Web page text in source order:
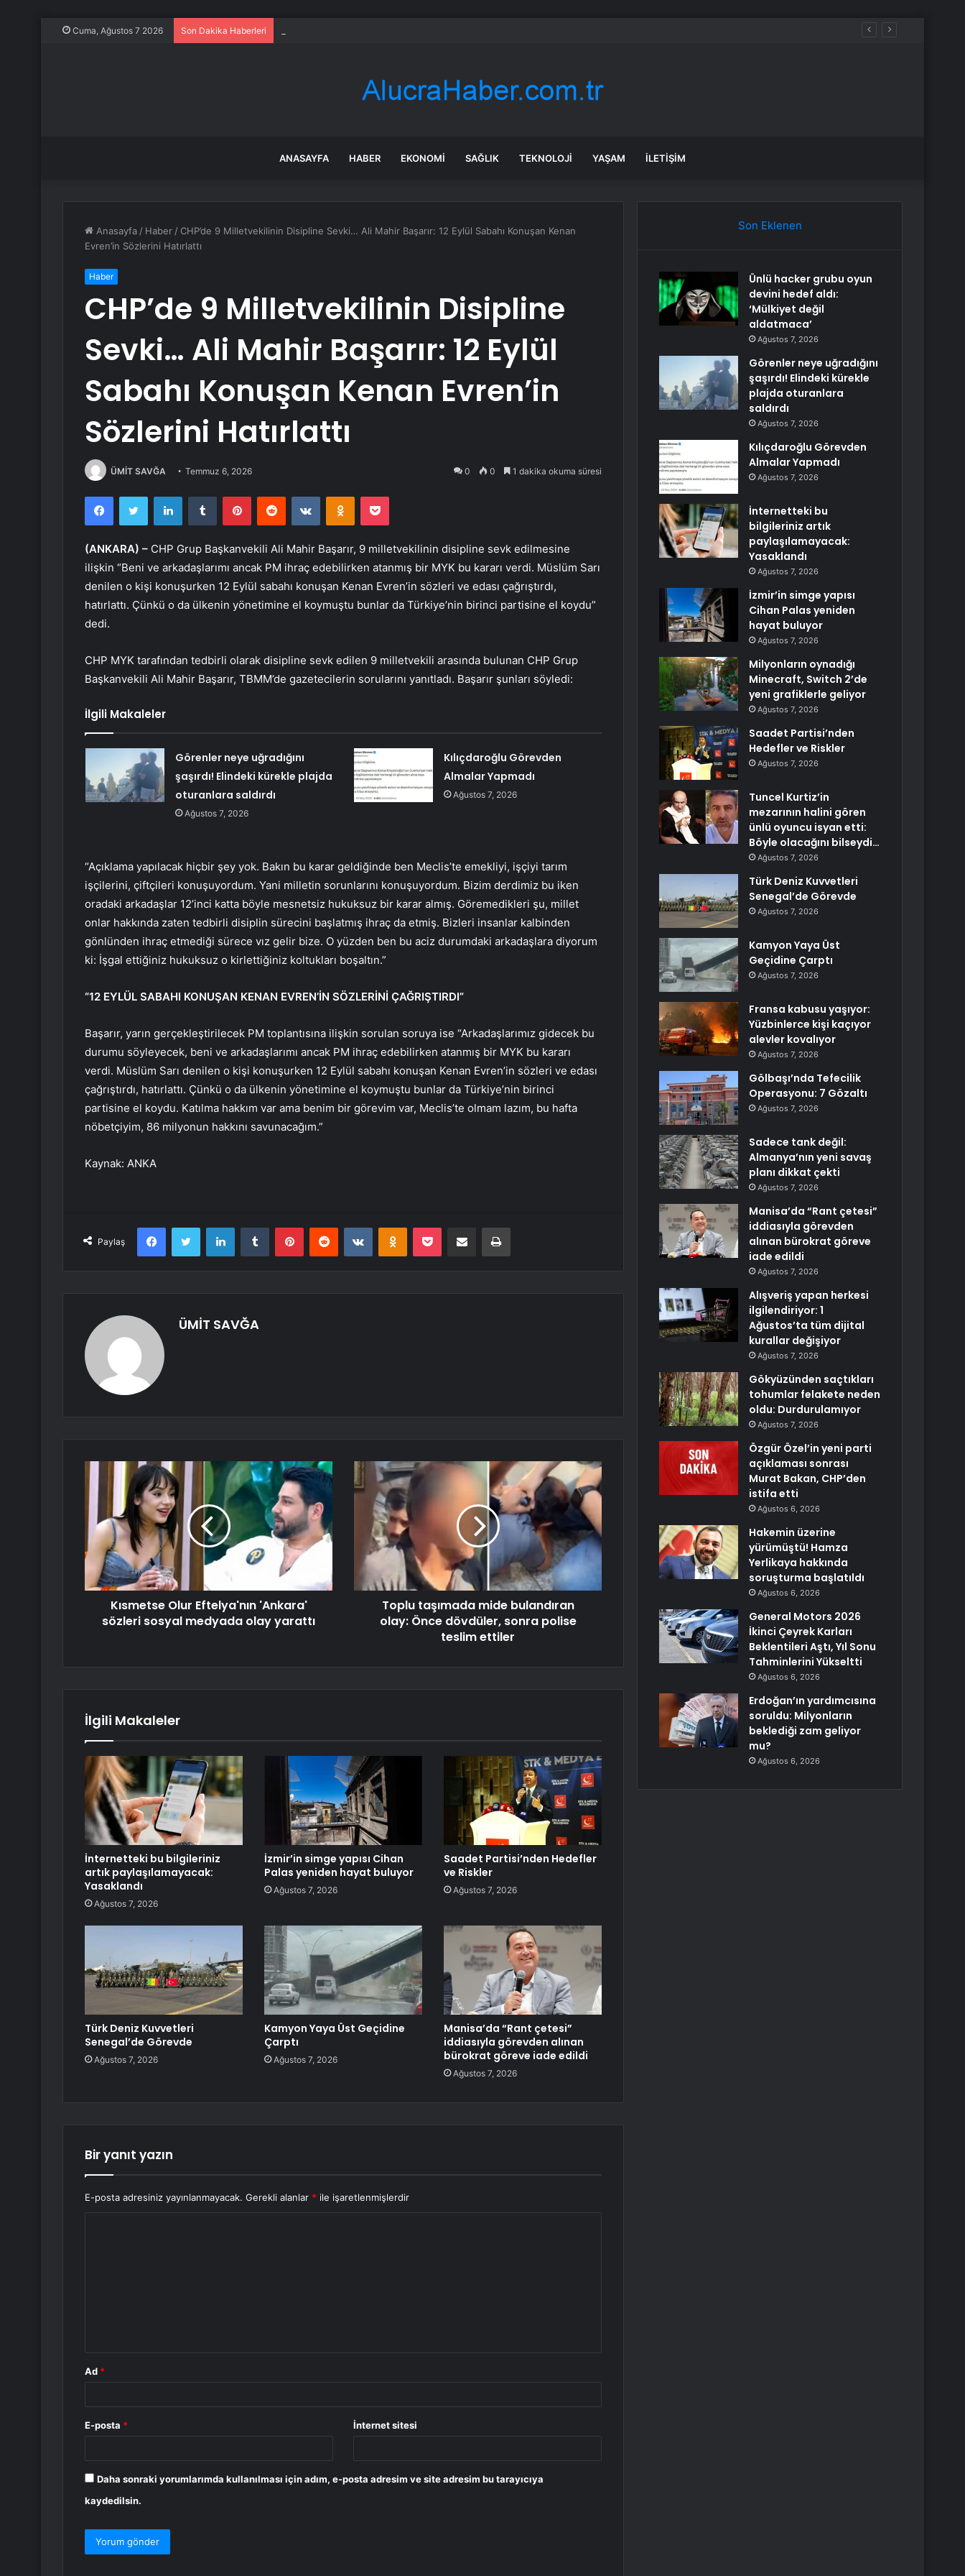
Cuma, Ağustos 7 2026 Son Dakika Haberleri
ANASAYFA HABER EKONOMI SAĞLIK TEKNOLOJI YAŞAM İLETIŞIM
Anasayfa / Haber / CHP’de 9 Milletvekilinin Disipline Sevki… Ali Mahir Başarır: 12 Eylül Sabahı Konuşan Kenan
Evren’in Sözlerini Hatırlattı
Haber
CHP’de 9 Milletvekilinin Disipline
Sevki… Ali Mahir Başarır: 12 Eylül
Sabahı Konuşan Kenan Evren’in
Sözlerini Hatırlattı
ÜMİT SAVĞA Temmuz 6, 2026 0 0 1 dakika okuma süresi
FacebookTwitter LinkedInTumblr PinterestReddit VKontakteOdnoklassniki
Pocket
(ANKARA) – CHP Grup Başkanvekili Ali Mahir Başarır, 9 milletvekilinin disipline sevk edilmesine
ilişkin “Beni ve arkadaşlarımı ancak PM ihraç edebilirken atanmış bir MYK bu kararı verdi. Müslüm Sarı
denilen o kişi konuşurken 12 Eylül sabahı konuşan Kenan Evren’in sözleri ve edası çağrıştırdı,
hatırlattı. Çünkü o da ülkenin yönetimine el koymuştu bunlar da Türkiye’nin birinci partisine el koydu”
dedi.
CHP MYK tarafından tedbirli olarak disipline sevk edilen 9 milletvekili arasında bulunan CHP Grup
Başkanvekili Ali Mahir Başarır, TBMM’de gazetecilerin sorularını yanıtladı. Başarır şunları söyledi:
İlgili Makaleler
Görenler neye uğradığını
şaşırdı! Elindeki kürekle plajda
oturanlara saldırdı
Ağustos 7, 2026
Kılıçdaroğlu Görevden
Almalar Yapmadı
Ağustos 7, 2026
“Açıklama yapılacak hiçbir şey yok. Bakın bu karar geldiğinde ben Meclis’te emekliyi, işçiyi tarım
işçilerini, çiftçileri konuşuyordum. Yani milletin sorunlarını konuşuyordum. Bizim derdimiz bu iken
oradaki arkadaşlar 12’inci katta böyle mesnetsiz hukuksuz bir karar almış. Göremedikleri şu, millet
onlar hakkında zaten tedbirli disiplin sürecini başlatmış ihraç da etmiş. Bizleri insanlar kalbinden
gönlünden ihraç etmediği sürece vız gelir bize. O yüzden ben bu aciz durumdaki arkadaşlara diyorum
ki: İşgal ettiğiniz hukuksuz o kirlettiğiniz koltukları boşaltın.”
“12 EYLÜL SABAHI KONUŞAN KENAN EVREN’İN SÖZLERİNİ ÇAĞRIŞTIRDI”
Başarır, yarın gerçekleştirilecek PM toplantısına ilişkin sorulan soruya ise “Arkadaşlarımız gidecek bu
durumu söyleyecek, beni ve arkadaşlarımı ancak PM ihraç edebilirken atanmış bir MYK bu kararı
verdi. Müslüm Sarı denilen o kişi konuşurken 12 Eylül sabahı konuşan Kenan Evren’in sözleri ve edası
çağrıştırdı, hatırlattı. Çünkü o da ülkenin yönetimine el koymuştu bunlar da Türkiye’nin birinci
partisine el koydu. Katılma hakkım var ama benim bir görevim var, Meclis’te olmam lazım, bu hafta
nöbetçiyim, 86 milyonun hakkını savunacağım.”
Kaynak: ANKA
Paylaş
FacebookTwitter LinkedInTumblr PinterestReddit VKontakteOdnoklassniki
Pocket E-Posta ile paylaş Yazdır
ÜMİT SAVĞA
Kısmetse Olur Eftelya'nın 'Ankara'
sözleri sosyal medyada olay yarattı
Toplu taşımada mide bulandıran
olay: Önce dövdüler, sonra polise
teslim ettiler
İlgili Makaleler
İnternetteki bu bilgileriniz
artık paylaşılamayacak:
Yasaklandı
Ağustos 7, 2026
İzmir’in simge yapısı Cihan
Palas yeniden hayat buluyor
Ağustos 7, 2026
Saadet Partisi’nden Hedefler
ve Riskler
Ağustos 7, 2026
Türk Deniz Kuvvetleri
Senegal’de Görevde
Ağustos 7, 2026
Kamyon Yaya Üst Geçidine
Çarptı
Ağustos 7, 2026
Manisa’da “Rant çetesi”
iddiasıyla görevden alınan
bürokrat göreve iade edildi
Ağustos 7, 2026
Bir yanıt yazın
E-posta adresiniz yayınlanmayacak. Gerekli alanlar * ile işaretlenmişlerdir
Ad *
E-posta * İnternet sitesi
Daha sonraki yorumlarımda kullanılması için adım, e-posta adresim ve site adresim bu tarayıcıya
kaydedilsin.
Son Eklenen
Ünlü hacker grubu oyun
devini hedef aldı:
‘Mülkiyet değil
aldatmaca’
Ağustos 7, 2026
Görenler neye uğradığını
şaşırdı! Elindeki kürekle
plajda oturanlara
saldırdı
Ağustos 7, 2026
Kılıçdaroğlu Görevden
Almalar Yapmadı
Ağustos 7, 2026
İnternetteki bu
bilgileriniz artık
paylaşılamayacak:
Yasaklandı
Ağustos 7, 2026
İzmir’in simge yapısı
Cihan Palas yeniden
hayat buluyor
Ağustos 7, 2026
Milyonların oynadığı
Minecraft, Switch 2’de
yeni grafiklerle geliyor
Ağustos 7, 2026
Saadet Partisi’nden
Hedefler ve Riskler
Ağustos 7, 2026
Tuncel Kurtiz’in
mezarının halini gören
ünlü oyuncu isyan etti:
Böyle olacağını bilseydi…
Ağustos 7, 2026
Türk Deniz Kuvvetleri
Senegal’de Görevde
Ağustos 7, 2026
Kamyon Yaya Üst
Geçidine Çarptı
Ağustos 7, 2026
Fransa kabusu yaşıyor:
Yüzbinlerce kişi kaçıyor
alevler kovalıyor
Ağustos 7, 2026
Gölbaşı’nda Tefecilik
Operasyonu: 7 Gözaltı
Ağustos 7, 2026
Sadece tank değil:
Almanya’nın yeni savaş
planı dikkat çekti
Ağustos 7, 2026
Manisa’da “Rant çetesi”
iddiasıyla görevden
alınan bürokrat göreve
iade edildi
Ağustos 7, 2026
Alışveriş yapan herkesi
ilgilendiriyor: 1
Ağustos’ta tüm dijital
kurallar değişiyor
Ağustos 7, 2026
Gökyüzünden saçtıkları
tohumlar felakete neden
oldu: Durdurulamıyor
Ağustos 7, 2026
Özgür Özel’in yeni parti
açıklaması sonrası
Murat Bakan, CHP’den
istifa etti
Ağustos 6, 2026
Hakemin üzerine
yürümüştü! Hamza
Yerlikaya hakkında
soruşturma başlatıldı
Ağustos 6, 2026
General Motors 2026
İkinci Çeyrek Karları
Beklentileri Aştı, Yıl Sonu
Tahminlerini Yükseltti
Ağustos 6, 2026
Erdoğan’ın yardımcısına
soruldu: Milyonların
beklediği zam geliyor
mu?
Ağustos 6, 2026